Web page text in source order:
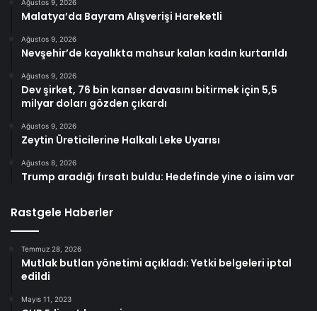
Ağustos 9, 2026
Malatya’da Bayram Alışverişi Hareketli
Ağustos 9, 2026
Nevşehir’de kayalıkta mahsur kalan kadın kurtarıldı
Ağustos 9, 2026
Dev şirket, 76 bin kanser davasını bitirmek için 5,5
milyar doları gözden çıkardı
Ağustos 9, 2026
Zeytin Üreticilerine Halkalı Leke Uyarısı
Ağustos 8, 2026
Trump aradığı fırsatı buldu: Hedefinde yine o isim var
Rastgele Haberler
Temmuz 28, 2026
Mutlak butlan yönetimi açıkladı: Yetki belgeleri iptal
edildi
Mayıs 11, 2023